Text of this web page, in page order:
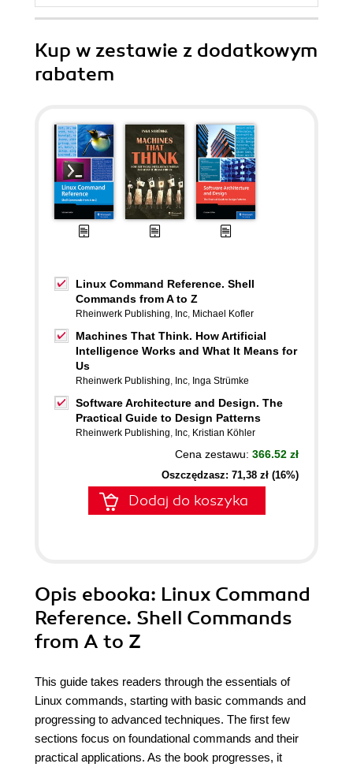
Kup w zestawie z dodatkowym
rabatem
Linux Command Reference. Shell
Commands from A to Z
Rheinwerk Publishing, Inc, Michael Kofler
Machines That Think. How Artificial
Intelligence Works and What It Means for
Us
Rheinwerk Publishing, Inc, Inga Strümke
Software Architecture and Design. The
Practical Guide to Design Patterns
Rheinwerk Publishing, Inc, Kristian Köhler
Cena zestawu: 366.52 zł
Oszczędzasz: 71,38 zł (16%)
Dodaj do koszyka
Opis ebooka: Linux Command
Reference. Shell Commands
from A to Z
This guide takes readers through the essentials of
Linux commands, starting with basic commands and
progressing to advanced techniques. The first few
sections focus on foundational commands and their
practical applications. As the book progresses, it